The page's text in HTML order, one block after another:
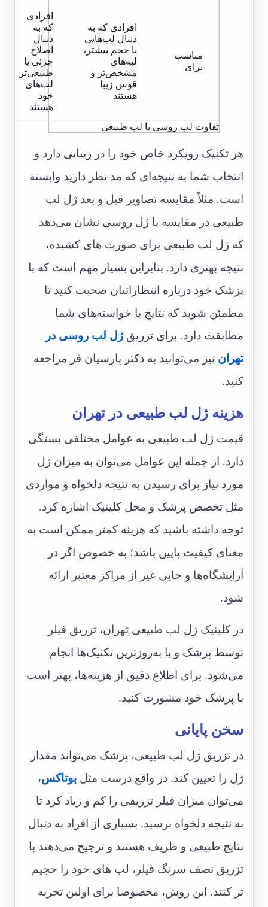
مناسب
برای
افرادی که به
دنبال لب‌هایی
با حجم بیشتر،
لبه‌های
مشخص‌تر و
قوس زیبا
هستند
افرادی
که به
دنبال
اصلاح
جزئی یا
طبیعی‌تر
لب‌های
خود
هستند
تفاوت لب روسی با لب طبیعی
هر تکنیک رویکرد خاص خود را در زیبایی دارد و
انتخاب شما به نتیجه‌ای که مد نظر دارید وابسته
است. مثلاً مقایسه تصاویر قبل و بعد ژل لب
طبیعی در مقایسه با ژل روسی نشان می‌دهد
که ژل لب طبیعی برای صورت های کشیده،
نتیجه بهتری دارد. بنابراین بسیار مهم است که با
پزشک خود درباره انتظاراتتان صحبت کنید تا
مطمئن شوید که نتایج با خواسته‌های شما
مطابقت دارد. برای تزریقژل لب روسی در
تهران نیز می‌توانید به دکتر پارسیان فر مراجعه
کنید.
هزینه ژل لب طبیعی در تهران
قیمت ژل لب طبیعی به عوامل مختلفی بستگی
دارد. از جمله این عوامل می‌توان به میزان ژل
مورد نیاز برای رسیدن به نتیجه دلخواه و مواردی
مثل تخصص پزشک و محل کلینیک اشاره کرد.
توجه داشته باشید که هزینه کمتر ممکن است به
معنای کیفیت پایین باشد؛ به خصوص اگر در
آرایشگاه‌ها و جایی غیر از مراکز معتبر ارائه
شود.
در کلینیک ژل لب طبیعی تهران، تزریق فیلر
توسط پزشک و با به‌روزترین تکنیک‌ها انجام
می‌شود. برای اطلاع دقیق از هزینه‌ها، بهتر است
با پزشک خود مشورت کنید.
سخن پایانی
در تزریق ژل لب طبیعی، پزشک می‌تواند مقدار
ژل را تعیین ‌کند. در واقع درست مثلبوتاکس،
می‌توان میزان فیلر تزریقی را کم و زیاد کرد تا
به نتیجه دلخواه برسید. بسیاری از افراد به دنبال
نتایج طبیعی و ظریف هستند و ترجیح می‌دهند با
تزریق نصف سرنگ فیلر، لب های خود را حجیم
تر کنند. این روش، مخصوصا برای اولین تجربه